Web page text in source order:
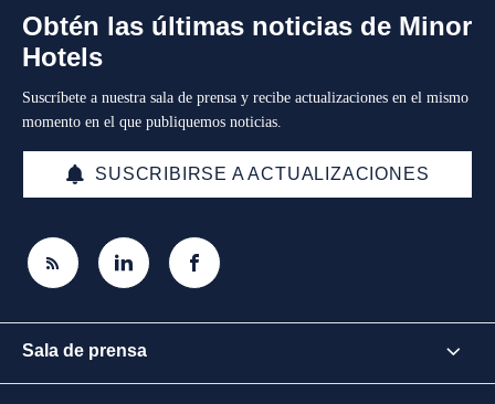
Obtén las últimas noticias de Minor
Hotels
Suscríbete a nuestra sala de prensa y recibe actualizaciones en el mismo
momento en el que publiquemos noticias.
SUSCRIBIRSE A ACTUALIZACIONES
Sala de prensa